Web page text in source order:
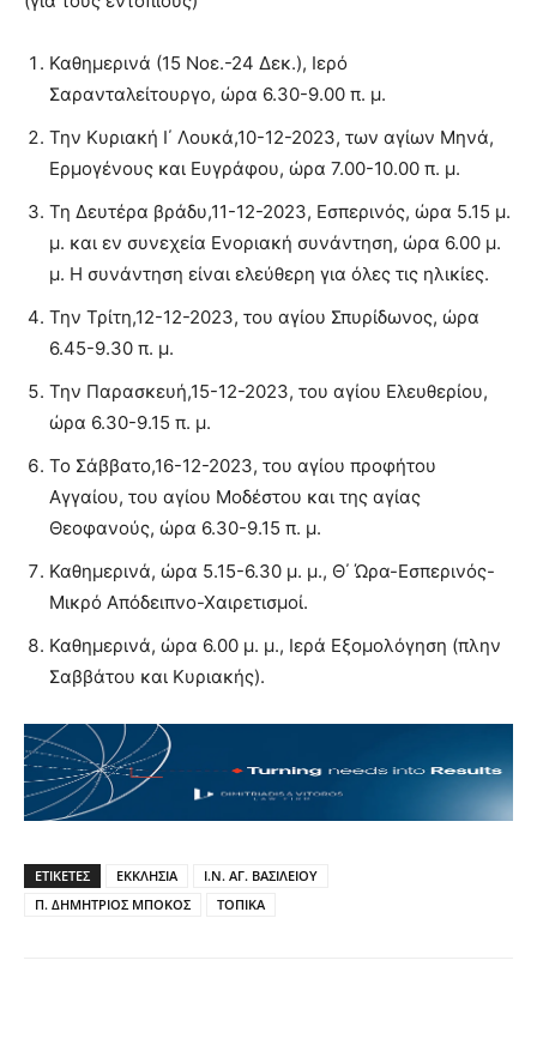
Καθημερινά (15 Νοε.-24 Δεκ.), Ιερό
Σαρανταλείτουργο, ώρα 6.30-9.00 π. μ.
Την Κυριακή Ι΄ Λουκά,10-12-2023, των αγίων Μηνά,
Ερμογένους και Ευγράφου, ώρα 7.00-10.00 π. μ.
Τη Δευτέρα βράδυ,11-12-2023, Εσπερινός, ώρα 5.15 μ.
μ. και εν συνεχεία Ενοριακή συνάντηση, ώρα 6.00 μ.
μ. Η συνάντηση είναι ελεύθερη για όλες τις ηλικίες.
Την Τρίτη,12-12-2023, του αγίου Σπυρίδωνος, ώρα
6.45-9.30 π. μ.
Την Παρασκευή,15-12-2023, του αγίου Ελευθερίου,
ώρα 6.30-9.15 π. μ.
Το Σάββατο,16-12-2023, του αγίου προφήτου
Αγγαίου, του αγίου Μοδέστου και της αγίας
Θεοφανούς, ώρα 6.30-9.15 π. μ.
Καθημερινά, ώρα 5.15-6.30 μ. μ., Θ΄ Ώρα-Εσπερινός-
Μικρό Απόδειπνο-Χαιρετισμοί.
Καθημερινά, ώρα 6.00 μ. μ., Ιερά Εξομολόγηση (πλην
Σαββάτου και Κυριακής).
ΕΤΙΚΕΤΕΣ ΕΚΚΛΗΣΙΑ
Ι.Ν. ΑΓ. ΒΑΣΙΛΕΙΟΥ
Π. ΔΗΜΗΤΡΙΟΣ ΜΠΟΚΟΣ
ΤΟΠΙΚΑ